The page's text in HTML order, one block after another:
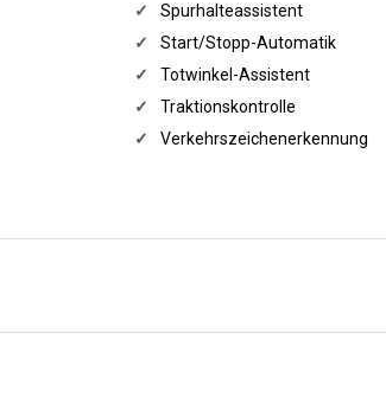
✓
Spurhalteassistent
✓
Start/Stopp-Automatik
✓
Totwinkel-Assistent
✓
Traktionskontrolle
✓
Verkehrszeichenerkennung